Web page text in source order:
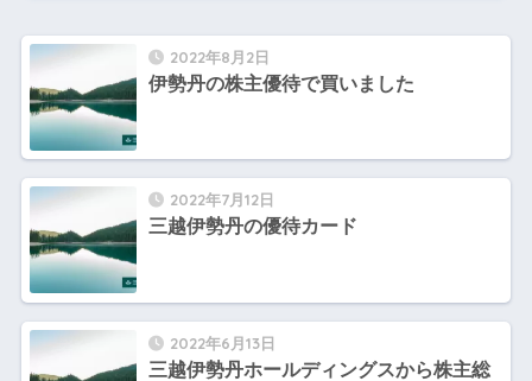
2022年8月2日
伊勢丹の株主優待で買いました
2022年7月12日
三越伊勢丹の優待カード
2022年6月13日
三越伊勢丹ホールディングスから株主総